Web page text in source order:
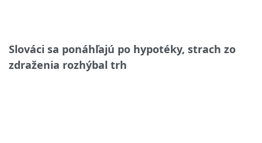
Slováci sa ponáhľajú po hypotéky, strach zo
zdraženia rozhýbal trh